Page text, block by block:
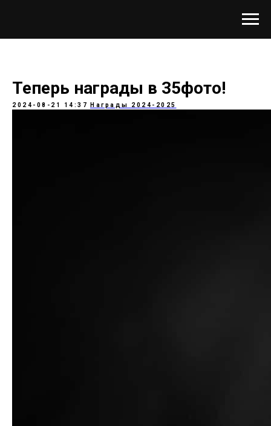
Теперь награды в 35фото!
2024-08-21 14:37 Награды 2024-2025